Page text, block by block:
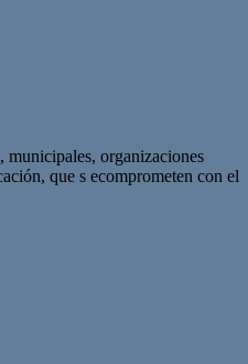
municipales, organizaciones
que s ecomprometen con el